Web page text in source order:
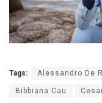
Tags: Alessandro De
Bibbiana Cau